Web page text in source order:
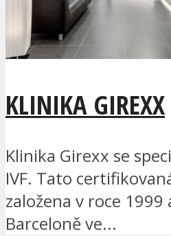
KLINIKA GIREXX
Klinika Girexx se
IVF. Tato
založena v roce 1999
Barceloně ve...